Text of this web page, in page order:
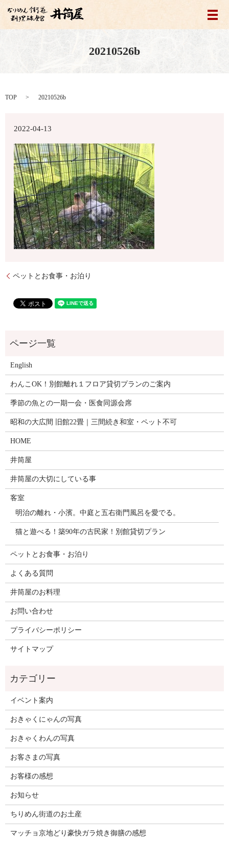
メ
20210526b
TOP 20210526b
2022-04-13
ペットとお食事・お泊り
English
わんこOK！別館離れ１フロア貸切プランのご案内
季節の魚との一期一会・医食同源会席
昭和の大広間 旧館22畳｜三間続き和室・ペット不可
HOME
井筒屋
井筒屋の大切にしている事
客室
明治の離れ・小濱。中庭と五右衛門風呂を愛でる。
猫と遊べる！築90年の古民家！別館貸切プラン
ペットとお食事・お泊り
よくある質問
井筒屋のお料理
お問い合わせ
プライバシーポリシー
サイトマップ
イベント案内
おきゃくにゃんの写真
おきゃくわんの写真
お客さまの写真
お客様の感想
お知らせ
ちりめん街道のお土産
マッチョ京地どり豪快ガラ焼き御膳の感想